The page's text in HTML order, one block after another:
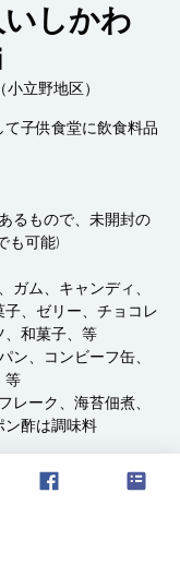
しかわ
立野地区）
子供食堂に飲食料品
るもので、未開封の
も可能)
ガム、キャンディ、
、ゼリー、チョコレ
、和菓子、等
、コンビーフ缶、
等
レーク、海苔佃煮、
ン酢は調味料
精米、餅、うどん、
、マカロニ、等粉も